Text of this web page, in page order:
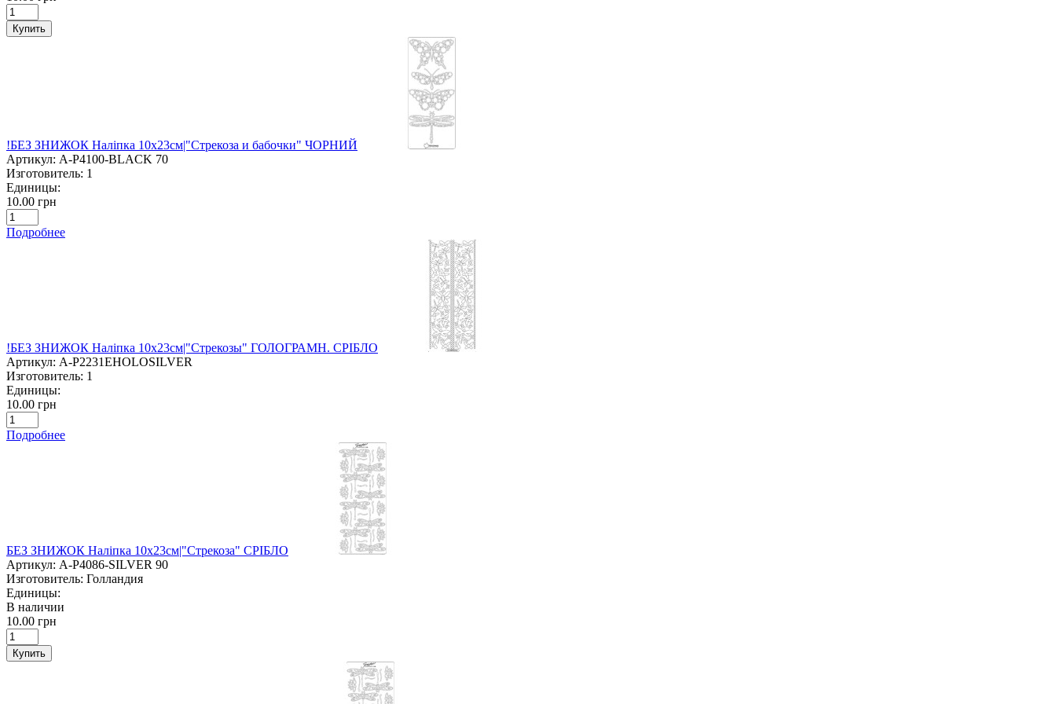
Купить
!БЕЗ ЗНИЖОК Наліпка 10х23см|"Стрекоза и бабочки" ЧОРНИЙ
Артикул: A-P4100-BLACK 70
Изготовитель: 1
Единицы:
10.00 грн
Подробнее
!БЕЗ ЗНИЖОК Наліпка 10х23см|"Стрекозы" ГОЛОГРАМН. СРІБЛО
Артикул: A-P2231EHOLOSILVER
Изготовитель: 1
Единицы:
10.00 грн
Подробнее
БЕЗ ЗНИЖОК Наліпка 10х23см|"Стрекоза" СРІБЛО
Артикул: A-P4086-SILVER 90
Изготовитель: Голландия
Единицы:
В наличии
10.00 грн
Купить